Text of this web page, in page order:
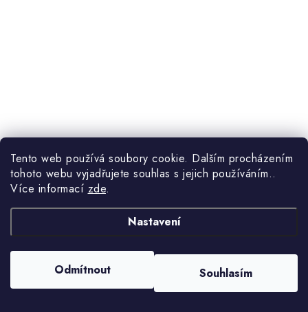
Tento web používá soubory cookie. Dalším procházením
tohoto webu vyjadřujete souhlas s jejich používáním..
Více informací zde.
Nastavení
Odmítnout Souhlasím